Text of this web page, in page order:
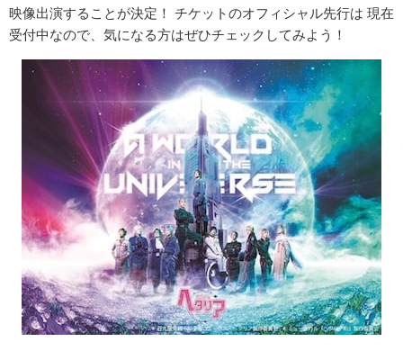
映像出演することが決定！ チケットのオフィシャル先行は 現在
受付中なので、気になる方はぜひチェックしてみよう！